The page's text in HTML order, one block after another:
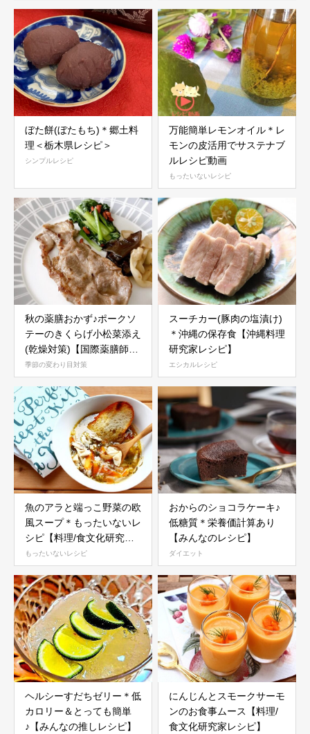
ぼた餅(ぼたもち)＊郷土料
理＜栃木県レシピ＞
シンプルレシピ
万能簡単レモンオイル＊レ
モンの皮活用でサステナブ
ルレシピ動画
もったいないレシピ
秋の薬膳おかず♪ポークソ
テーのきくらげ小松菜添え
(乾燥対策)【国際薬膳師レ
シピ】
季節の変わり目対策
スーチカー(豚肉の塩漬け)
＊沖縄の保存食【沖縄料理
研究家レシピ】
エシカルレシピ
魚のアラと端っこ野菜の欧
風スープ＊もったいないレ
シピ【料理/食文化研究家
レシピ】
もったいないレシピ
おからのショコラケーキ♪
低糖質＊栄養価計算あり
【みんなのレシピ】
ダイエット
ヘルシーすだちゼリー＊低
カロリー＆とっても簡単
♪【みんなの推しレシピ】
にんじんとスモークサーモ
ンのお食事ムース【料理/
食文化研究家レシピ】